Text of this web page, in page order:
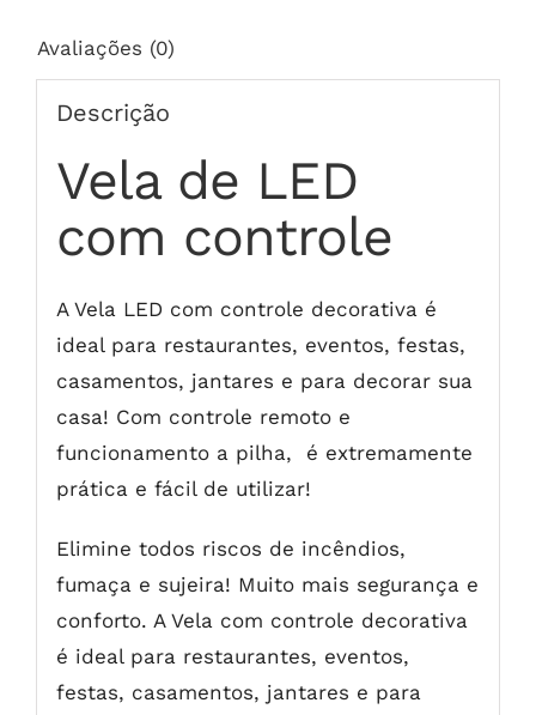
Avaliações (0)
Descrição
Vela de LED
com controle
A Vela LED com controle decorativa é
ideal para restaurantes, eventos, festas,
casamentos, jantares e para decorar sua
casa! Com controle remoto e
funcionamento a pilha, é extremamente
prática e fácil de utilizar!
Elimine todos riscos de incêndios,
fumaça e sujeira! Muito mais segurança e
conforto. A Vela com controle decorativa
é ideal para restaurantes, eventos,
festas, casamentos, jantares e para